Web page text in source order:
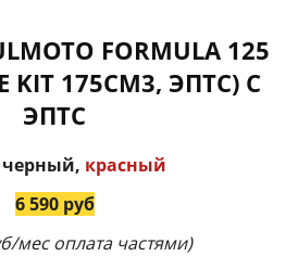
FORMULA 125
KIT 175CM3, ЭПТС) С
ЭПТС
черный, красный
6 590 руб
мес оплата частями)